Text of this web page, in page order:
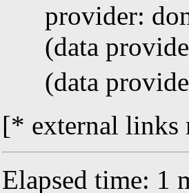
provider:
(data
(data
[* external links
Elapsed time: 1